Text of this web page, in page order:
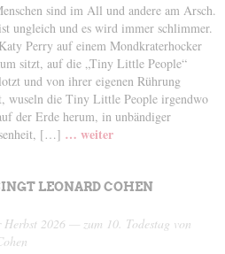
sind im All und andere am Arsch.
ungleich und es wird immer schlimmer.
Perry auf einem Mondkraterhocker
sitzt, auf die „Tiny Little People“
und von ihrer eigenen Rührung
wuseln die Tiny Little People irgendwo
der Erde herum, in unbändiger
[…] … weiter
LEONARD COHEN
Herbst 2026 — zum 10. Todestag von